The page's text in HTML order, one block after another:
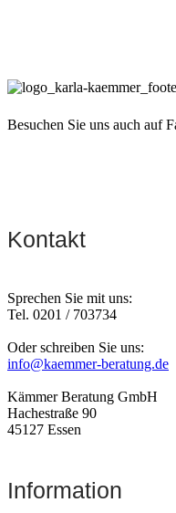
Besuchen Sie uns auch auf
Kontakt
Sprechen Sie mit uns:
Tel. 0201 / 703734
Oder schreiben Sie uns:
info@kaemmer-beratung.de
Kämmer Beratung GmbH
Hachestraße 90
45127 Essen
Information